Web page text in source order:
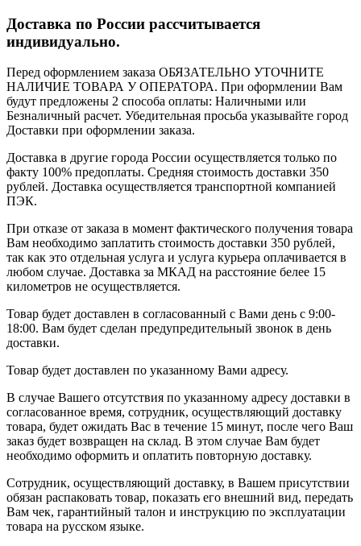
Доставка по России рассчитывается
индивидуально.
Перед оформлением заказа ОБЯЗАТЕЛЬНО УТОЧНИТЕ
НАЛИЧИЕ ТОВАРА У ОПЕРАТОРА. При оформлении Вам
будут предложены 2 способа оплаты: Наличными или
Безналичный расчет. Убедительная просьба указывайте город
Доставки при оформлении заказа.
Доставка в другие города России осуществляется только по
факту 100% предоплаты. Средняя стоимость доставки 350
рублей. Доставка осуществляется транспортной компанией
ПЭК.
При отказе от заказа в момент фактического получения товара
Вам необходимо заплатить стоимость доставки 350 рублей,
так как это отдельная услуга и услуга курьера оплачивается в
любом случае. Доставка за МКАД на расстояние белее 15
километров не осуществляется.
Товар будет доставлен в согласованный с Вами день с 9:00-
18:00. Вам будет сделан предупредительный звонок в день
доставки.
Товар будет доставлен по указанному Вами адресу.
В случае Вашего отсутствия по указанному адресу доставки в
согласованное время, сотрудник, осуществляющий доставку
товара, будет ожидать Вас в течение 15 минут, после чего Ваш
заказ будет возвращен на склад. В этом случае Вам будет
необходимо оформить и оплатить повторную доставку.
Сотрудник, осуществляющий доставку, в Вашем присутствии
обязан распаковать товар, показать его внешний вид, передать
Вам чек, гарантийный талон и инструкцию по эксплуатации
товара на русском языке.